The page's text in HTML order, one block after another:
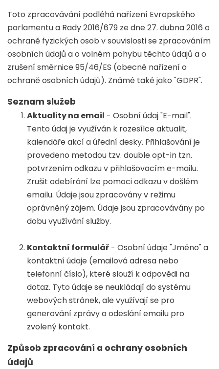
Toto zpracovávání podléhá nařízení Evropského
parlamentu a Rady 2016/679 ze dne 27. dubna 2016 o
ochraně fyzických osob v souvislosti se zpracováním
osobních údajů a o volném pohybu těchto údajů a o
zrušení směrnice 95/46/ES (obecné nařízení o
ochraně osobních údajů). Známé také jako "GDPR".
Seznam služeb
Aktuality na email - Osobní údaj "E-mail".
Tento údaj je využíván k rozesílce aktualit,
kalendáře akcí a úřední desky. Přihlašování je
provedeno metodou tzv. double opt-in tzn.
potvrzením odkazu v přihlašovacím e-mailu.
Zrušit odebírání lze pomoci odkazu v došlém
emailu. Údaje jsou zpracovány v režimu
oprávněný zájem. Údaje jsou zpracovávány po
dobu využívání služby.
Kontaktní formulář - Osobní údaje "Jméno" a
kontaktní údaje (emailová adresa nebo
telefonní číslo), které slouží k odpovědi na
dotaz. Tyto údaje se neukládají do systému
webových stránek, ale využívají se pro
generování zprávy a odeslání emailu pro
zvolený kontakt.
Způsob zpracování a ochrany osobních
údajů